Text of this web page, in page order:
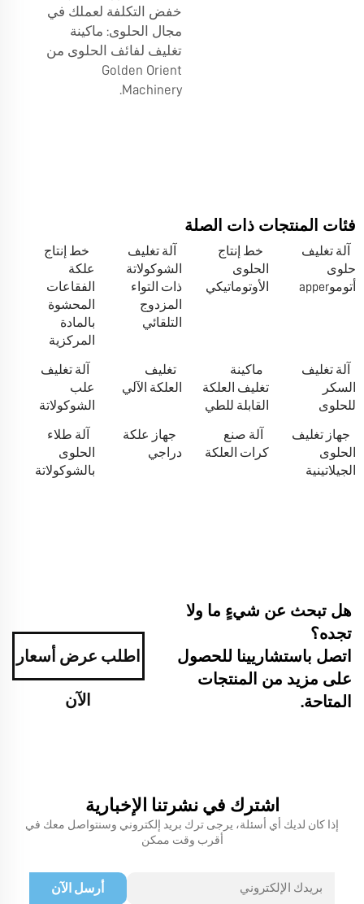
خفض التكلفة لعملك في
مجال الحلوى: ماكينة
تغليف لفائف الحلوى من
Golden Orient
Machinery.
فئات المنتجات ذات الصلة
آلة تغليف
حلوى
أتوموapper
خط إنتاج
الحلوى
الأوتوماتيكي
آلة تغليف
الشوكولاتة
ذات التواء
المزدوج
التلقائي
خط إنتاج
علكة
الفقاعات
المحشوة
بالمادة
المركزية
آلة تغليف
السكر
للحلوى
ماكينة
تغليف العلكة
القابلة للطي
تغليف
العلكة الآلي
آلة تغليف
علب
الشوكولاتة
جهاز تغليف
الحلوى
الجيلاتينية
آلة صنع
كرات العلكة
جهاز علكة
دراجي
آلة طلاء
الحلوى
بالشوكولاتة
هل تبحث عن شيءٍ ما ولا
تجده؟
اتصل باستشاريينا للحصول
على مزيد من المنتجات
المتاحة.
اطلب عرض أسعار
الآن
اشترك في نشرتنا الإخبارية
إذا كان لديك أي أسئلة، يرجى ترك بريد إلكتروني وسنتواصل معك في
أقرب وقت ممكن
أرسل الآن